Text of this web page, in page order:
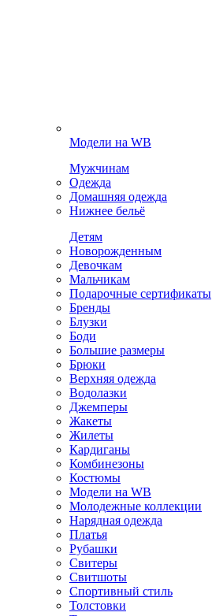
Модели на WB
Мужчинам
Одежда
Домашняя одежда
Нижнее бельё
Детям
Новорожденным
Девочкам
Мальчикам
Подарочные сертификаты
Бренды
Блузки
Боди
Большие размеры
Брюки
Верхняя одежда
Водолазки
Джемперы
Жакеты
Жилеты
Кардиганы
Комбинезоны
Костюмы
Модели на WB
Молодежные коллекции
Нарядная одежда
Платья
Рубашки
Свитеры
Свитшоты
Спортивный стиль
Толстовки